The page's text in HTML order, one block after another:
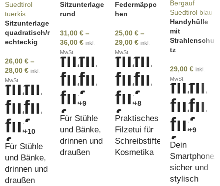
Sitzunterlage
quadratisch/r
echteckig
26,00 € –
28,00 € inkl.
MwSt.
+10
Für Stühle
und Bänke,
drinnen und
draußen
Sitzunterlage
rund
31,00 € –
36,00 € inkl.
MwSt.
+9
Für Stühle
und Bänke,
drinnen und
draußen
Federmäppc
hen
25,00 € –
29,00 € inkl.
MwSt.
+8
Praktisches
Filzetui für
Schreibstifte,
Kosmetika
Handyhülle
mit
Strahlenschu
tz
29,00 € inkl.
MwSt.
+9
Dein
Smartphone,
sicher und
stylisch